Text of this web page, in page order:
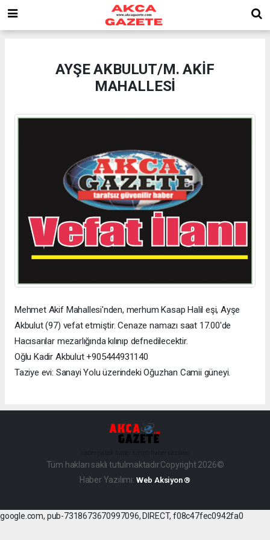
AYŞE AKBULUT/M. AKİF
MAHALLESİ
Mehmet Akif Mahallesi'nden, merhum Kasap Halil eşi, Ayşe
Akbulut (97) vefat etmiştir. Cenaze namazı saat 17.00'de
Hacısarılar mezarlığında kılınıp defnedilecektir.
Oğlu Kadir Akbulut +905444931140
Taziye evi: Sanayi Yolu üzerindeki Oğuzhan Camii güneyi.
Tüm hakları saklı tutulmaktadır.Copyright 2026©
Haber Yazılımı: Web Aksiyon ®
google.com, pub-7318673670997096, DIRECT, f08c47fec0942fa0